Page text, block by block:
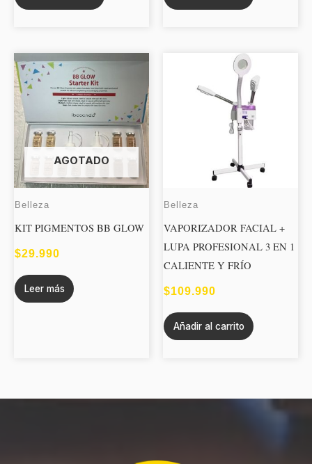
AGOTADO
Belleza
KIT PIGMENTOS BB GLOW
$29.990
Leer más
Belleza
VAPORIZADOR FACIAL +
LUPA PROFESIONAL 3 EN 1
CALIENTE Y FRÍO
$109.990
Añadir al carrito